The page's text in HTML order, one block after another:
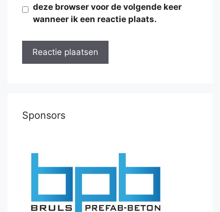
deze browser voor de volgende keer
wanneer ik een reactie plaats.
Sponsors